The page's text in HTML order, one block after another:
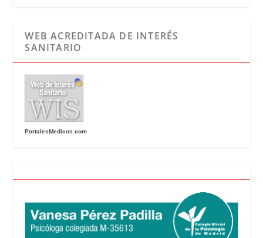
WEB ACREDITADA DE INTERÉS
SANITARIO
PortalesMedicos.com